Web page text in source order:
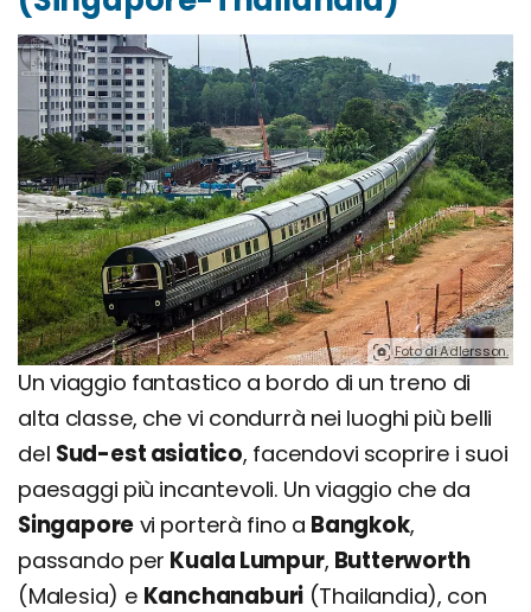
Foto di Adlersson.
Un viaggio fantastico a bordo di un treno di
alta classe, che vi condurrà nei luoghi più belli
del Sud-est asiatico, facendovi scoprire i suoi
paesaggi più incantevoli. Un viaggio che da
Singapore vi porterà fino a Bangkok,
passando per Kuala Lumpur, Butterworth
(Malesia) e Kanchanaburi (Thailandia), con